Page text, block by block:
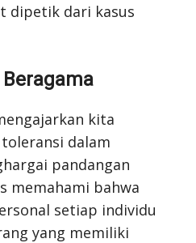
dipetik dari kasus
kita
dalam
pandangan
memahami bahwa
setiap individu
yang memiliki